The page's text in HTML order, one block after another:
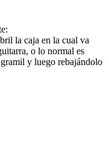
la caja en la cual va
o lo normal es
y luego rebajándolo